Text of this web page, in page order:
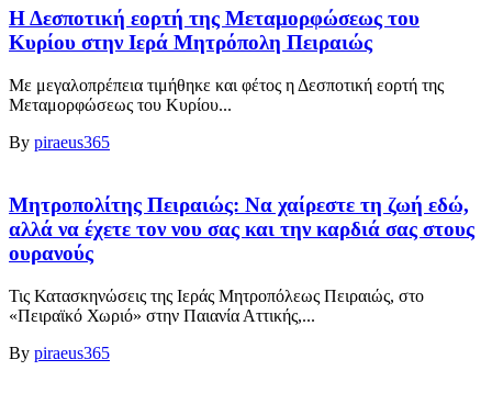
Η Δεσποτική εορτή της Μεταμορφώσεως του
Κυρίου στην Ιερά Μητρόπολη Πειραιώς
Με μεγαλοπρέπεια τιμήθηκε και φέτος η Δεσποτική εορτή της
Μεταμορφώσεως του Κυρίου...
By piraeus365
Μητροπολίτης Πειραιώς: Να χαίρεστε τη ζωή εδώ,
αλλά να έχετε τον νου σας και την καρδιά σας στους
ουρανούς
Τις Κατασκηνώσεις της Ιεράς Μητροπόλεως Πειραιώς, στο
«Πειραϊκό Χωριό» στην Παιανία Αττικής,...
By piraeus365